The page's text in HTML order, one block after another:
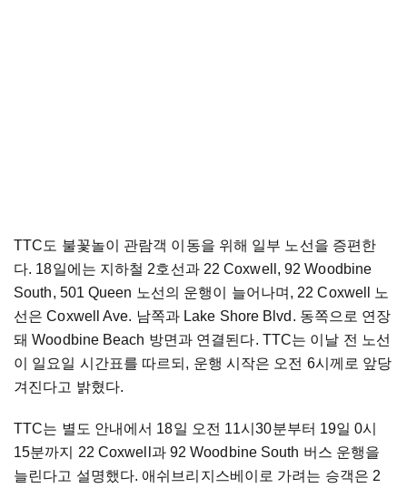
TTC도 불꽃놀이 관람객 이동을 위해 일부 노선을 증편한
다. 18일에는 지하철 2호선과 22 Coxwell, 92 Woodbine
South, 501 Queen 노선의 운행이 늘어나며, 22 Coxwell 노
선은 Coxwell Ave. 남쪽과 Lake Shore Blvd. 동쪽으로 연장
돼 Woodbine Beach 방면과 연결된다. TTC는 이날 전 노선
이 일요일 시간표를 따르되, 운행 시작은 오전 6시께로 앞당
겨진다고 밝혔다.
TTC는 별도 안내에서 18일 오전 11시30분부터 19일 0시
15분까지 22 Coxwell과 92 Woodbine South 버스 운행을
늘린다고 설명했다. 애쉬브리지스베이로 가려는 승객은 2